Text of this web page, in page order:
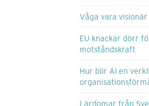
Våga vara visionär
EU knackar dörr
motståndskraft
Hur blir AI en
Lärdomar från